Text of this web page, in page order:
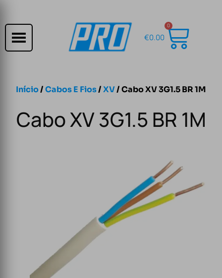
€0.00
0
Início/Cabos E Fios/XV/ Cabo XV 3G1.5 BR 1M
Cabo XV 3G1.5 BR 1M